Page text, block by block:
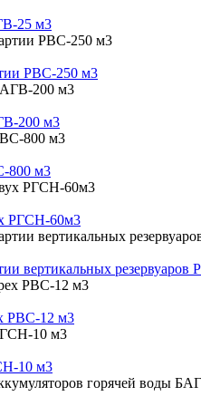
25 м3
РВС-250 м3
200 м3
800 м3
РГСН-60м3
вертикальных резервуаров
РВС-12 м3
10 м3